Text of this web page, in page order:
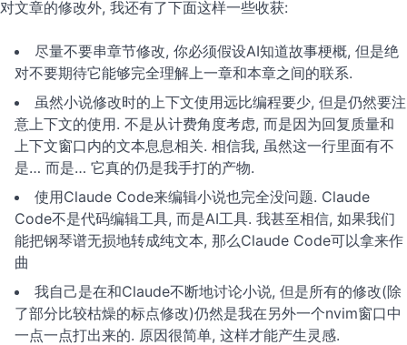
对文章的修改外, 我还有了下面这样一些收获:
尽量不要串章节修改, 你必须假设AI知道故事梗概, 但是绝
对不要期待它能够完全理解上一章和本章之间的联系.
虽然小说修改时的上下文使用远比编程要少, 但是仍然要注
意上下文的使用. 不是从计费角度考虑, 而是因为回复质量和
上下文窗口内的文本息息相关. 相信我, 虽然这一行里面有不
是… 而是… 它真的仍是我手打的产物.
使用Claude Code来编辑小说也完全没问题. Claude
Code不是代码编辑工具, 而是AI工具. 我甚至相信, 如果我们
能把钢琴谱无损地转成纯文本, 那么Claude Code可以拿来作
曲
我自己是在和Claude不断地讨论小说, 但是所有的修改(除
了部分比较枯燥的标点修改)仍然是我在另外一个nvim窗口中
一点一点打出来的. 原因很简单, 这样才能产生灵感.